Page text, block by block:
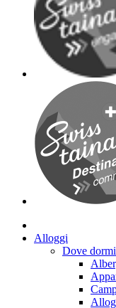
Alloggi
Dove